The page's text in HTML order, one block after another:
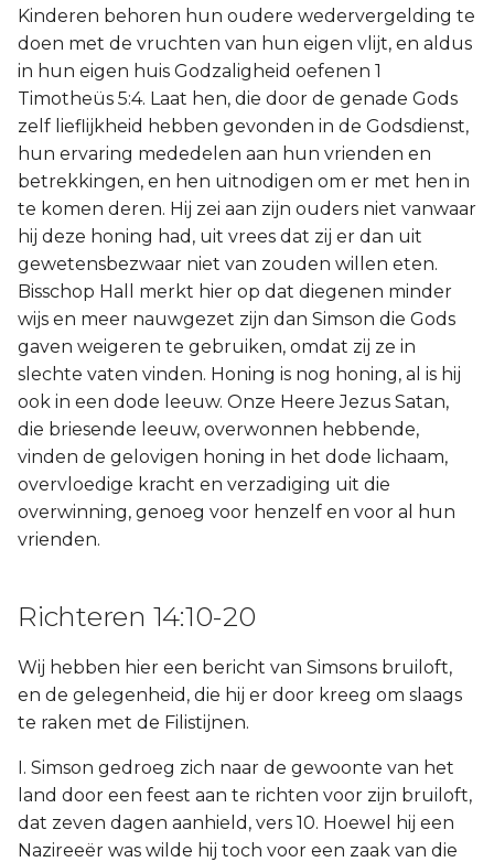
Kinderen behoren hun oudere wedervergelding te
doen met de vruchten van hun eigen vlijt, en aldus
in hun eigen huis Godzaligheid oefenen 1
Timotheüs 5:4. Laat hen, die door de genade Gods
zelf lieflijkheid hebben gevonden in de Godsdienst,
hun ervaring mededelen aan hun vrienden en
betrekkingen, en hen uitnodigen om er met hen in
te komen deren. Hij zei aan zijn ouders niet vanwaar
hij deze honing had, uit vrees dat zij er dan uit
gewetensbezwaar niet van zouden willen eten.
Bisschop Hall merkt hier op dat diegenen minder
wijs en meer nauwgezet zijn dan Simson die Gods
gaven weigeren te gebruiken, omdat zij ze in
slechte vaten vinden. Honing is nog honing, al is hij
ook in een dode leeuw. Onze Heere Jezus Satan,
die briesende leeuw, overwonnen hebbende,
vinden de gelovigen honing in het dode lichaam,
overvloedige kracht en verzadiging uit die
overwinning, genoeg voor henzelf en voor al hun
vrienden.
Richteren 14:10-20
Wij hebben hier een bericht van Simsons bruiloft,
en de gelegenheid, die hij er door kreeg om slaags
te raken met de Filistijnen.
I. Simson gedroeg zich naar de gewoonte van het
land door een feest aan te richten voor zijn bruiloft,
dat zeven dagen aanhield, vers 10. Hoewel hij een
Nazireeër was wilde hij toch voor een zaak van die